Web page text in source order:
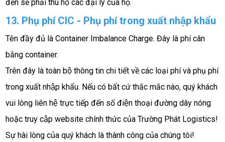
đến sẽ phải thu hộ các đại lý của họ.
13. Phụ phí CIC - Phụ phí trong xuất nhập khẩu
Tên đầy đủ là Container Imbalance Charge. Đây là phí cân
bằng container.
Trên đây là toàn bộ thông tin chi tiết về các loại phí và phụ phí
trong xuất nhập khẩu. Nếu có bất cứ thắc mắc nào, quý khách
vui lòng liên hệ trực tiếp đến số điện thoại đường dây nóng
hoặc truy cập website chính thức của Trường Phát Logistics!
Sự hài lòng của quý khách là thành công của chúng tôi!